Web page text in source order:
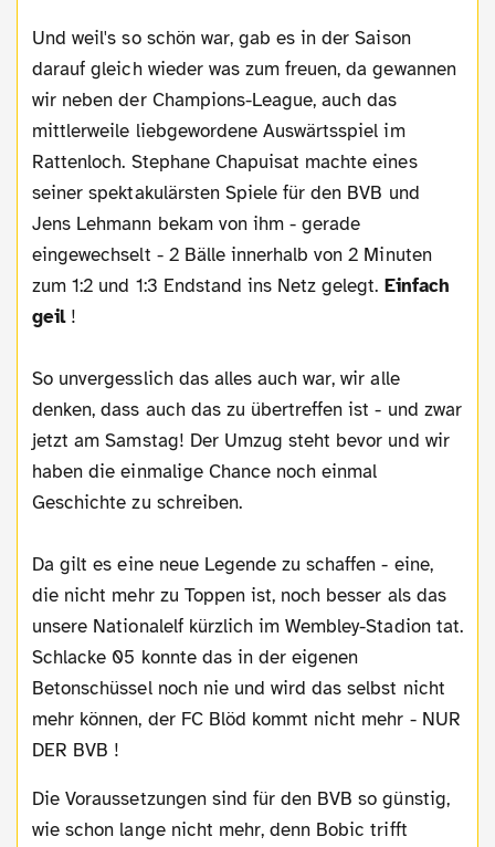
Und weil's so schön war, gab es in der Saison
darauf gleich wieder was zum freuen, da gewannen
wir neben der Champions-League, auch das
mittlerweile liebgewordene Auswärtsspiel im
Rattenloch. Stephane Chapuisat machte eines
seiner spektakulärsten Spiele für den BVB und
Jens Lehmann bekam von ihm - gerade
eingewechselt - 2 Bälle innerhalb von 2 Minuten
zum 1:2 und 1:3 Endstand ins Netz gelegt. Einfach
geil!
So unvergesslich das alles auch war, wir alle
denken, dass auch das zu übertreffen ist - und zwar
jetzt am Samstag! Der Umzug steht bevor und wir
haben die einmalige Chance noch einmal
Geschichte zu schreiben.
Da gilt es eine neue Legende zu schaffen - eine,
die nicht mehr zu Toppen ist, noch besser als das
unsere Nationalelf kürzlich im Wembley-Stadion tat.
Schlacke 05 konnte das in der eigenen
Betonschüssel noch nie und wird das selbst nicht
mehr können, der FC Blöd kommt nicht mehr - NUR
DER BVB !
Die Voraussetzungen sind für den BVB so günstig,
wie schon lange nicht mehr, denn Bobic trifft